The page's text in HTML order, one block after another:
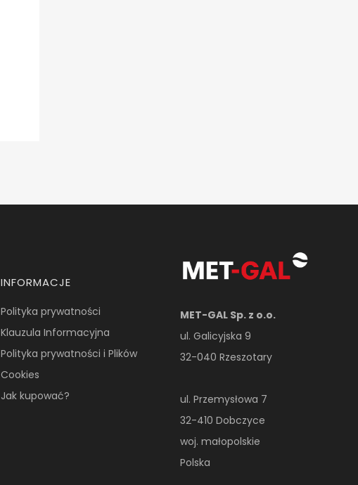
INFORMACJE
Polityka prywatności
Klauzula Informacyjna
Polityka prywatności i Plików
Cookies
Jak kupować?
MET-GAL Sp. z o.o.
ul. Galicyjska 9
32-040 Rzeszotary
ul. Przemysłowa 7
32-410 Dobczyce
woj. małopolskie
Polska